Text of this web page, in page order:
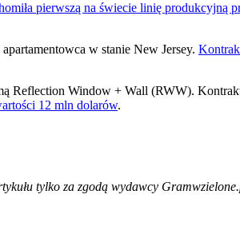
pierwszą na świecie linię produkcyjną
w stanie New Jersey.
Reflection Window + Wall (RWW).
12 mln dolarów.
tylko za zgodą wydawcy